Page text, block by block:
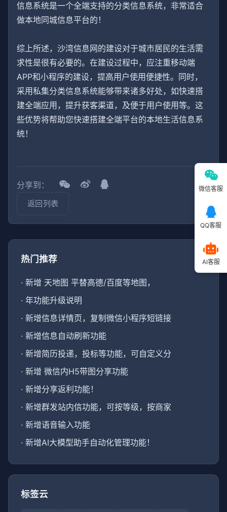
信息系统是一个全端支持的分类信息系统，非常适合
做本地同城信息平台的！
综上所述，沙湾信息网的建设对于城市居民的生活需
求性是很有必要的。在建设过程中，应注重移动端
APP和小程序的建设，提高用户使用便捷性。同时，
采用私集分类信息系统能够带来诸多好处，如快速搭
建全端应用，提升获客渠道，及便于用户使用等。这
些优势将帮助您快速搭建全端平台的本地生活信息系
统！
分享到：
返回列表
热门推荐
· 新增 天地图 平替高德/百度等地图，
· 年功能升级说明
· 新增信息详情页，复制微信小程序短链接
· 新增信息自动刷新功能
· 新增简历投递，投标等功能，可自定义分
· 新增 微信内H5带图分享功能
· 新增分享返利功能！
· 新增群发站内信功能，可按等级，按商家
· 新增语音输入功能
· 新增AI大模型助手自动化管理功能！
标签云
微信客服
QQ客服
AI客服